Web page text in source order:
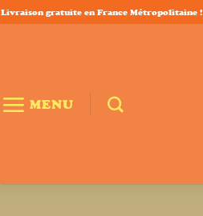
Livraison gratuite en France Métropolitaine !
MENU